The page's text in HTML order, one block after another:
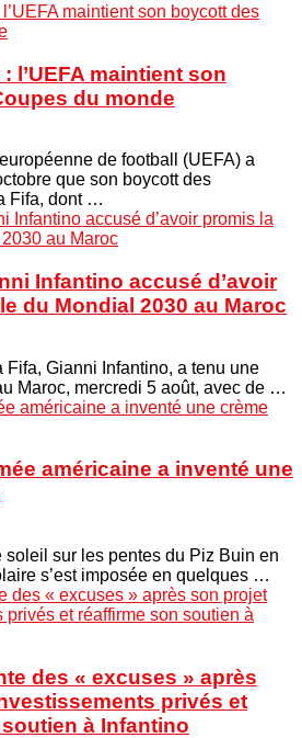
l’UEFA maintient son
du monde
de football (UEFA) a
que son boycott des
Fifa, dont …
Infantino accusé d’avoir
du Mondial 2030 au Maroc
Fifa, Gianni Infantino, a tenu une
Maroc, mercredi 5 août, avec de …
américaine a inventé une
soleil sur les pentes du Piz Buin en
s’est imposée en quelques …
des « excuses » après
privés et
à Infantino